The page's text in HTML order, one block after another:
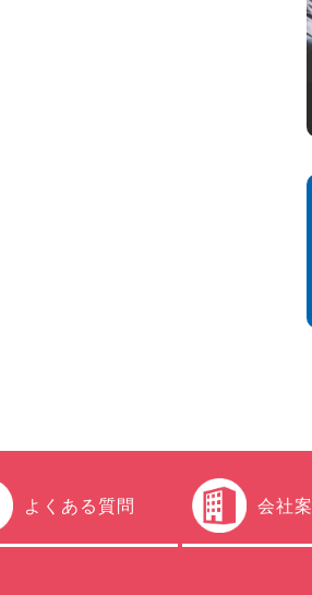
よくある質問 会社